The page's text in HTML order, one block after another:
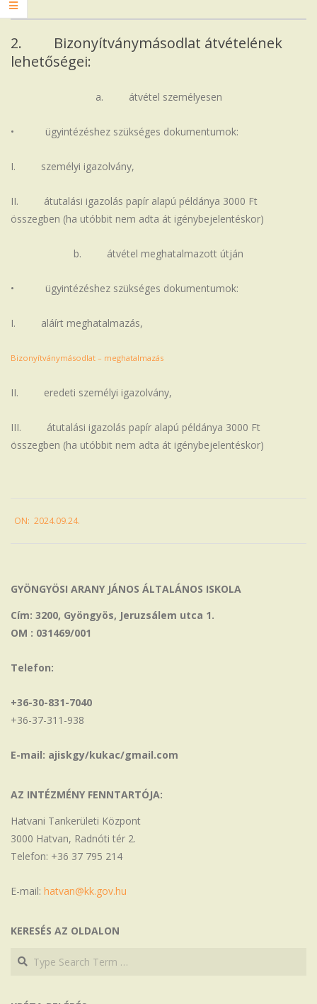
2. Bizonyítványmásodlat átvételének
lehetőségei:
a. átvétel személyesen
• ügyintézéshez szükséges dokumentumok:
I. személyi igazolvány,
II. átutalási igazolás papír alapú példánya 3000 Ft
összegben (ha utóbbit nem adta át igénybejelentéskor)
b. átvétel meghatalmazott útján
• ügyintézéshez szükséges dokumentumok:
I. aláírt meghatalmazás,
Bizonyítványmásodlat – meghatalmazás
II. eredeti személyi igazolvány,
III. átutalási igazolás papír alapú példánya 3000 Ft
összegben (ha utóbbit nem adta át igénybejelentéskor)
09-
ON: 2024.09.24.
GYÖNGYÖSI ARANY JÁNOS ÁLTALÁNOS ISKOLA
Cím: 3200, Gyöngyös, Jeruzsálem utca 1.
OM : 031469/001
Telefon:
+36-30-831-7040
+36-37-311-938
E-mail: ajiskgy/kukac/gmail.com
AZ INTÉZMÉNY FENNTARTÓJA:
Hatvani Tankerületi Központ
3000 Hatvan, Radnóti tér 2.
Telefon: +36 37 795 214
E-mail: hatvan@kk.gov.hu
KERESÉS AZ OLDALON
Search
Search